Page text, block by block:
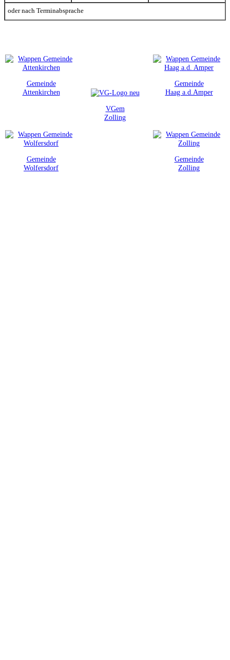
oder nach Terminabsprache
Gemeinde
Attenkirchen
VGem
Zolling
Gemeinde
Haag a.d.Amper
Gemeinde
Wolfersdorf
Gemeinde
Zolling